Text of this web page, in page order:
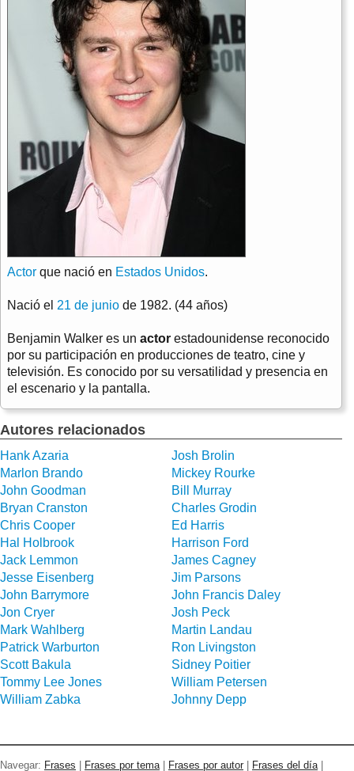
Actor que nació en Estados Unidos.
Nació el 21 de junio de 1982. (44 años)
Benjamin Walker es un actor estadounidense reconocido
por su participación en producciones de teatro, cine y
televisión. Es conocido por su versatilidad y presencia en
el escenario y la pantalla.
Autores relacionados
Hank Azaria
Josh Brolin
Marlon Brando
Mickey Rourke
John Goodman
Bill Murray
Bryan Cranston
Charles Grodin
Chris Cooper
Ed Harris
Hal Holbrook
Harrison Ford
Jack Lemmon
James Cagney
Jesse Eisenberg
Jim Parsons
John Barrymore
John Francis Daley
Jon Cryer
Josh Peck
Mark Wahlberg
Martin Landau
Patrick Warburton
Ron Livingston
Scott Bakula
Sidney Poitier
Tommy Lee Jones
William Petersen
William Zabka
Johnny Depp
Navegar: Frases | Frases por tema | Frases por autor | Frases del día |